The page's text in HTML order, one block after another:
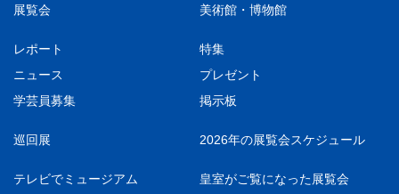
展覧会 美術館・博物館
レポート
特集
ニュース
プレゼント
学芸員募集
掲示板
巡回展 2026年の展覧会スケジュール
テレビでミュージアム
皇室がご覧になった展覧会